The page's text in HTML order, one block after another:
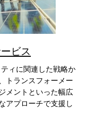
ビス
ィに関連した戦略か
トランスフォーメー
メントといった幅広
アプローチで支援し